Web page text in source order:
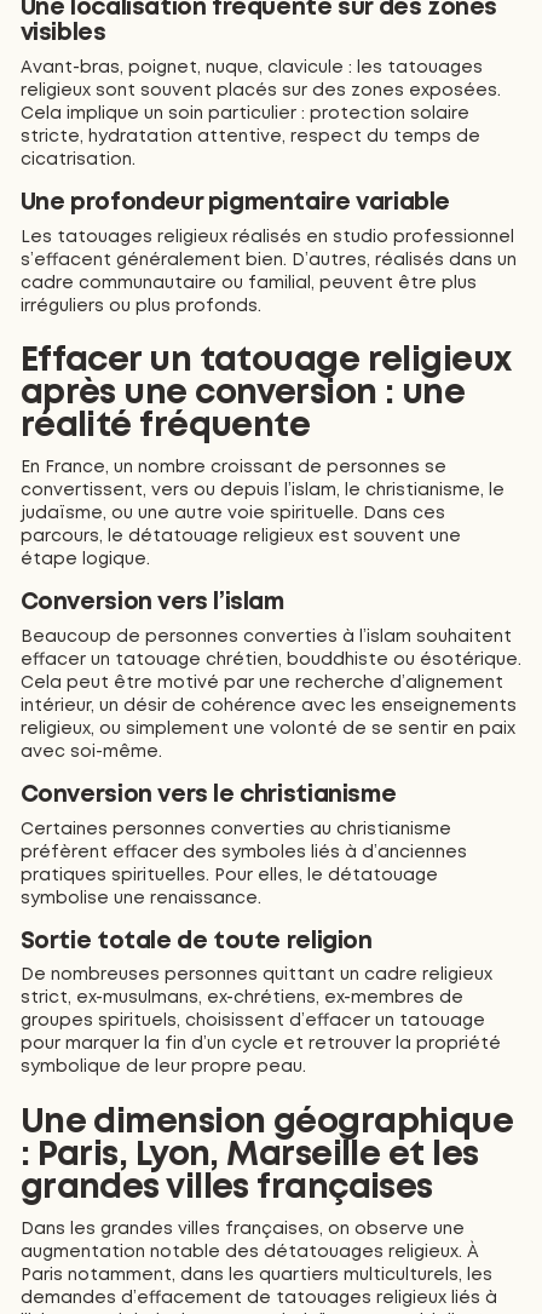
Une localisation fréquente sur des zones
visibles
Avant-bras, poignet, nuque, clavicule : les tatouages
religieux sont souvent placés sur des zones exposées.
Cela implique un soin particulier : protection solaire
stricte, hydratation attentive, respect du temps de
cicatrisation.
Une profondeur pigmentaire variable
Les tatouages religieux réalisés en studio professionnel
s’effacent généralement bien. D’autres, réalisés dans un
cadre communautaire ou familial, peuvent être plus
irréguliers ou plus profonds.
Effacer un tatouage religieux
après une conversion : une
réalité fréquente
En France, un nombre croissant de personnes se
convertissent, vers ou depuis l’islam, le christianisme, le
judaïsme, ou une autre voie spirituelle. Dans ces
parcours, le détatouage religieux est souvent une
étape logique.
Conversion vers l’islam
Beaucoup de personnes converties à l’islam souhaitent
effacer un tatouage chrétien, bouddhiste ou ésotérique.
Cela peut être motivé par une recherche d’alignement
intérieur, un désir de cohérence avec les enseignements
religieux, ou simplement une volonté de se sentir en paix
avec soi-même.
Conversion vers le christianisme
Certaines personnes converties au christianisme
préfèrent effacer des symboles liés à d’anciennes
pratiques spirituelles. Pour elles, le détatouage
symbolise une renaissance.
Sortie totale de toute religion
De nombreuses personnes quittant un cadre religieux
strict, ex-musulmans, ex-chrétiens, ex-membres de
groupes spirituels, choisissent d’effacer un tatouage
pour marquer la fin d’un cycle et retrouver la propriété
symbolique de leur propre peau.
Une dimension géographique
: Paris, Lyon, Marseille et les
grandes villes françaises
Dans les grandes villes françaises, on observe une
augmentation notable des détatouages religieux. À
Paris notamment, dans les quartiers multiculturels, les
demandes d’effacement de tatouages religieux liés à